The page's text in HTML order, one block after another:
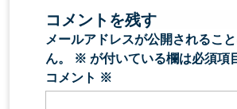
コメントを残す
メールアドレスが公開されるこ
ん。
※ が付いている欄は必須項
コメント ※